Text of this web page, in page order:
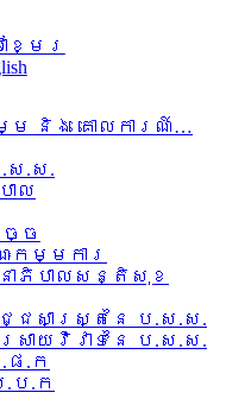
ាខ្មែរ
និង គោលការណ៍…
ស.ស.
ល
ច្ច
កម្មការ
ាភិបាលសន្តិសុខ
ជសាស្រ្តនៃ ប.ស.ស.
ស្រាយវិវាទនៃ ប.ស.ស.
ផ.ក
.ប.ក